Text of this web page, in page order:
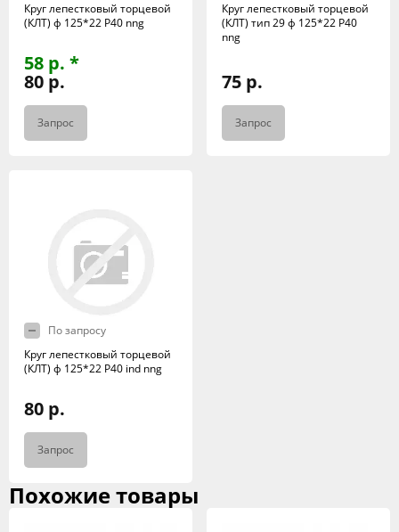
Круг лепестковый торцевой
(КЛТ) ф 125*22 Р40 nng
58 р. *
80 р.
Запрос
Круг лепестковый торцевой
(КЛТ) тип 29 ф 125*22 Р40
nng
75 р.
Запрос
По запросу
Круг лепестковый торцевой
(КЛТ) ф 125*22 Р40 ind nng
80 р.
Запрос
Похожие товары